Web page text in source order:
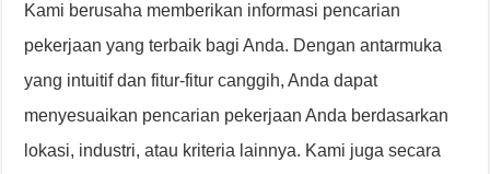
Kami berusaha memberikan informasi pencarian
pekerjaan yang terbaik bagi Anda. Dengan antarmuka
yang intuitif dan fitur-fitur canggih, Anda dapat
menyesuaikan pencarian pekerjaan Anda berdasarkan
lokasi, industri, atau kriteria lainnya. Kami juga secara